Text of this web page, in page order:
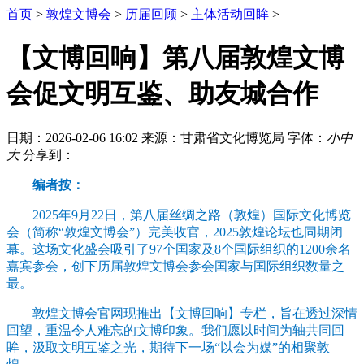
首页 > 敦煌文博会 > 历届回顾 > 主体活动回眸 >
【文博回响】第八届敦煌文博
会促文明互鉴、助友城合作
日期：2026-02-06 16:02 来源：甘肃省文化博览局 字体： 小中
大 分享到：
编者按：
2025年9月22日，第八届丝绸之路（敦煌）国际文化博览
会（简称“敦煌文博会”）完美收官，2025敦煌论坛也同期闭
幕。这场文化盛会吸引了97个国家及8个国际组织的1200余名
嘉宾参会，创下历届敦煌文博会参会国家与国际组织数量之
最。
敦煌文博会官网现推出【文博回响】专栏，旨在透过深情
回望，重温令人难忘的文博印象。我们愿以时间为轴共同回
眸，汲取文明互鉴之光，期待下一场“以会为媒”的相聚敦